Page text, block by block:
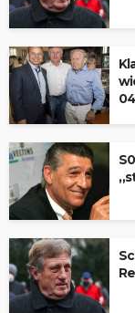
04